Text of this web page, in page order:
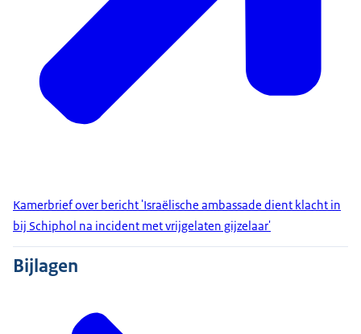
Kamerbrief over bericht 'Israëlische ambassade dient klacht in
bij Schiphol na incident met vrijgelaten gijzelaar'
Bijlagen